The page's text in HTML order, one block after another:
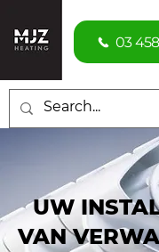
03
UW
VAN